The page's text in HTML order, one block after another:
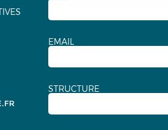
EMAIL
STRUCTURE